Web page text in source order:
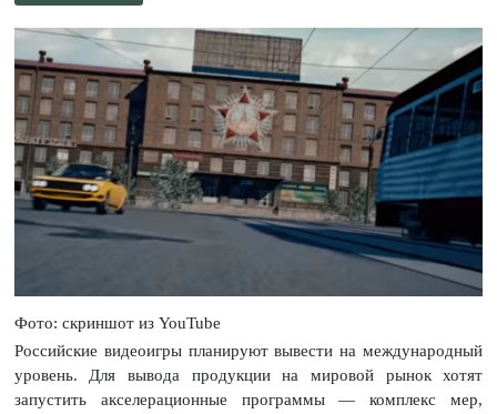
Фото: скриншот из YouTube
Российские видеоигры планируют вывести на международный
уровень. Для вывода продукции на мировой рынок хотят
запустить акселерационные программы — комплекс мер,